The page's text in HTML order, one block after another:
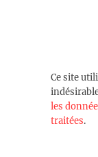
Ce site
les
traitées.